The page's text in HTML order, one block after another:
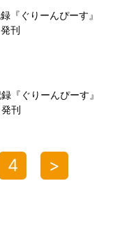
『ぐりーんぴーす』
刊
『ぐりーんぴーす』
刊
4 >